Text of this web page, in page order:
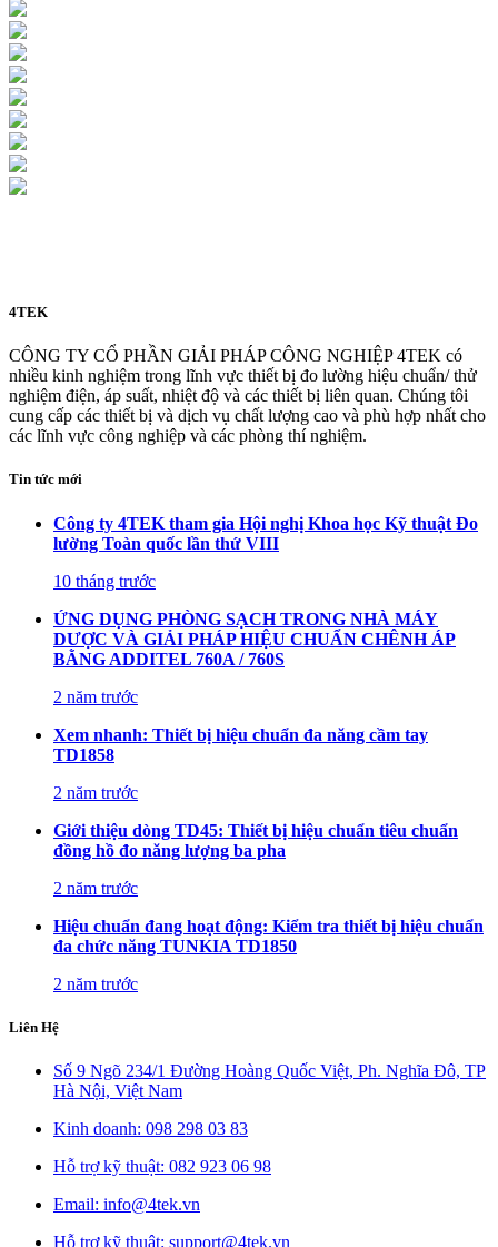
4TEK
CÔNG TY CỔ PHẦN GIẢI PHÁP CÔNG NGHIỆP 4TEK có
nhiều kinh nghiệm trong lĩnh vực thiết bị đo lường hiệu chuẩn/ thử
nghiệm điện, áp suất, nhiệt độ và các thiết bị liên quan. Chúng tôi
cung cấp các thiết bị và dịch vụ chất lượng cao và phù hợp nhất cho
các lĩnh vực công nghiệp và các phòng thí nghiệm.
Tin tức mới
Công ty 4TEK tham gia Hội nghị Khoa học Kỹ thuật Đo
lường Toàn quốc lần thứ VIII
10 tháng trước
ỨNG DỤNG PHÒNG SẠCH TRONG NHÀ MÁY
DƯỢC VÀ GIẢI PHÁP HIỆU CHUẨN CHÊNH ÁP
BẰNG ADDITEL 760A / 760S
2 năm trước
Xem nhanh: Thiết bị hiệu chuẩn đa năng cầm tay
TD1858
2 năm trước
Giới thiệu dòng TD45: Thiết bị hiệu chuẩn tiêu chuẩn
đồng hồ đo năng lượng ba pha
2 năm trước
Hiệu chuẩn đang hoạt động: Kiểm tra thiết bị hiệu chuẩn
đa chức năng TUNKIA TD1850
2 năm trước
Liên Hệ
Số 9 Ngõ 234/1 Đường Hoàng Quốc Việt, Ph. Nghĩa Đô, TP
Hà Nội, Việt Nam
Kinh doanh: 098 298 03 83
Hỗ trợ kỹ thuật: 082 923 06 98
Email: info@4tek.vn
Hỗ trợ kỹ thuật: support@4tek.vn